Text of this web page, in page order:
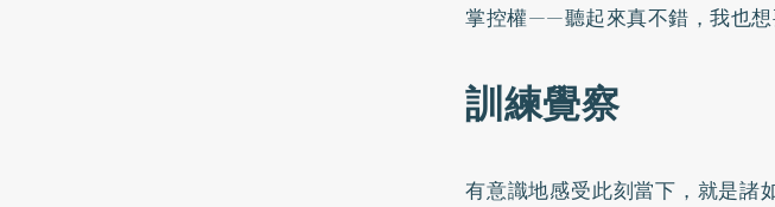
掌控權——聽起來真不錯，我也想
訓練覺察
有意識地感受此刻當下，就是諸